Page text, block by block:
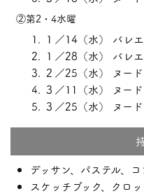
②第2・4水曜
１／14（水） バレ
１／28（水） バレ
２／25（水） ヌー
３／11（水） ヌー
３／25（水） ヌー
デッサン、パステル、
スケッチブック、クロ